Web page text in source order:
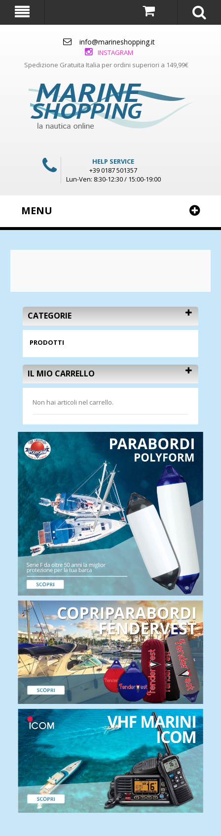
info@marineshopping.it
INSTAGRAM
Spedizione Gratuita Italia per ordini superiori a 149,99€
HELP SERVICE
+39 0187 501357
Lun-Ven: 8:30-12:30 / 15:00-19:00
MENU
CATEGORIE
PRODOTTI
IL MIO CARRELLO
Non hai articoli nel carrello.